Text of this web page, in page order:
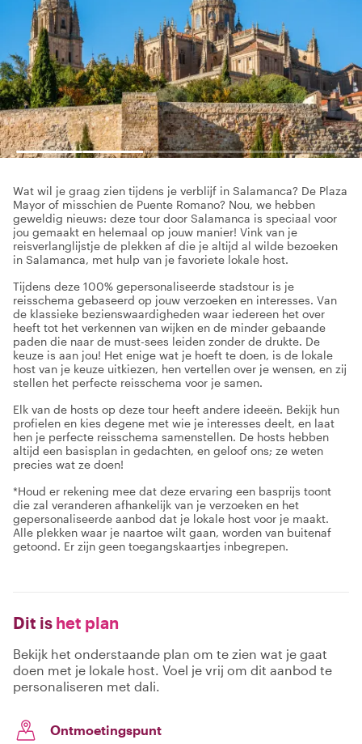
Wat wil je graag zien tijdens je verblijf in Salamanca? De Plaza
Mayor of misschien de Puente Romano? Nou, we hebben
geweldig nieuws: deze tour door Salamanca is speciaal voor
jou gemaakt en helemaal op jouw manier! Vink van je
reisverlanglijstje de plekken af die je altijd al wilde bezoeken
in Salamanca, met hulp van je favoriete lokale host.
Tijdens deze 100% gepersonaliseerde stadstour is je
reisschema gebaseerd op jouw verzoeken en interesses. Van
de klassieke bezienswaardigheden waar iedereen het over
heeft tot het verkennen van wijken en de minder gebaande
paden die naar de must-sees leiden zonder de drukte. De
keuze is aan jou! Het enige wat je hoeft te doen, is de lokale
host van je keuze uitkiezen, hen vertellen over je wensen, en zij
stellen het perfecte reisschema voor je samen.
Elk van de hosts op deze tour heeft andere ideeën. Bekijk hun
profielen en kies degene met wie je interesses deelt, en laat
hen je perfecte reisschema samenstellen. De hosts hebben
altijd een basisplan in gedachten, en geloof ons; ze weten
precies wat ze doen!
*Houd er rekening mee dat deze ervaring een basprijs toont
die zal veranderen afhankelijk van je verzoeken en het
gepersonaliseerde aanbod dat je lokale host voor je maakt.
Alle plekken waar je naartoe wilt gaan, worden van buitenaf
getoond. Er zijn geen toegangskaartjes inbegrepen.
Dit is het plan
Bekijk het onderstaande plan om te zien wat je gaat
doen met je lokale host. Voel je vrij om dit aanbod te
personaliseren met dali.
Ontmoetingspunt